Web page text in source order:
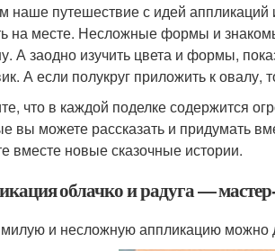
наше путешествие с идей аппликаций
на месте. Несложные формы и
А заодно изучить цвета и формы,
А если полукруг приложить к овалу,
что в каждой поделке содержится
вы можете рассказать и придумать
вместе новые сказочные истории.
облачко и радуга —
и несложную аппликацию можно